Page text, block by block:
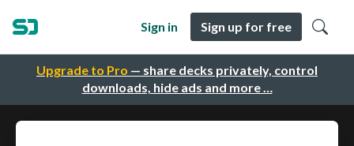
Upgrade to Pro — share decks privately, control
downloads, hide ads and more …
Sign in Sign up for free